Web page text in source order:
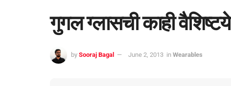
गुगल ग्‍लासची काही वैशिष्‍टये
by Sooraj Bagal June 2, 2013 in Wearables